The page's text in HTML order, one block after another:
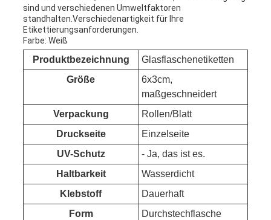
sind und verschiedenen Umweltfaktoren
standhalten.Verschiedenartigkeit für Ihre
Etikettierungsanforderungen.
Farbe: Weiß
Produktbezeichnung
Glasflaschenetiketten
Größe
6x3cm,
maßgeschneidert
Verpackung
Rollen/Blatt
Druckseite
Einzelseite
UV-Schutz
- Ja, das ist es.
Haltbarkeit
Wasserdicht
Klebstoff
Dauerhaft
Form
Durchstechflasche